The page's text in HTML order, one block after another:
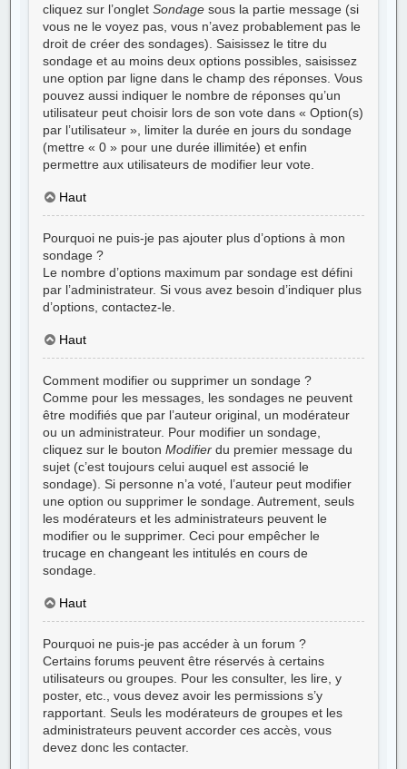
cliquez sur l’ongletSondage sous la partie message (si
vous ne le voyez pas, vous n’avez probablement pas le
droit de créer des sondages). Saisissez le titre du
sondage et au moins deux options possibles, saisissez
une option par ligne dans le champ des réponses. Vous
pouvez aussi indiquer le nombre de réponses qu’un
utilisateur peut choisir lors de son vote dans « Option(s)
par l’utilisateur », limiter la durée en jours du sondage
(mettre « 0 » pour une durée illimitée) et enfin
permettre aux utilisateurs de modifier leur vote.
Haut
Pourquoi ne puis-je pas ajouter plus d’options à mon
sondage ?
Le nombre d’options maximum par sondage est défini
par l’administrateur. Si vous avez besoin d’indiquer plus
d’options, contactez-le.
Haut
Comment modifier ou supprimer un sondage ?
Comme pour les messages, les sondages ne peuvent
être modifiés que par l’auteur original, un modérateur
ou un administrateur. Pour modifier un sondage,
cliquez sur le boutonModifier du premier message du
sujet (c’est toujours celui auquel est associé le
sondage). Si personne n’a voté, l’auteur peut modifier
une option ou supprimer le sondage. Autrement, seuls
les modérateurs et les administrateurs peuvent le
modifier ou le supprimer. Ceci pour empêcher le
trucage en changeant les intitulés en cours de
sondage.
Haut
Pourquoi ne puis-je pas accéder à un forum ?
Certains forums peuvent être réservés à certains
utilisateurs ou groupes. Pour les consulter, les lire, y
poster, etc., vous devez avoir les permissions s’y
rapportant. Seuls les modérateurs de groupes et les
administrateurs peuvent accorder ces accès, vous
devez donc les contacter.